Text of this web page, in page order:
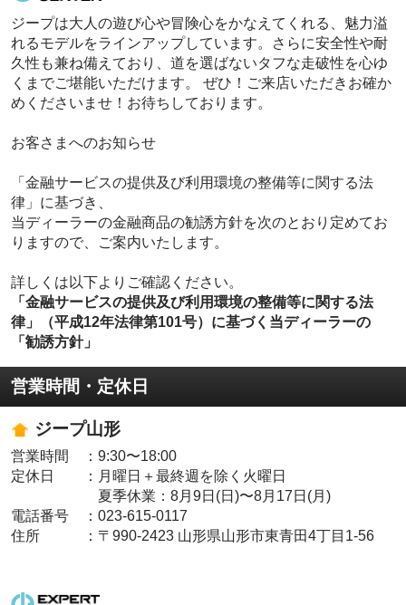
ジープは大人の遊び心や冒険心をかなえてくれる、魅力溢
れるモデルをラインアップしています。さらに安全性や耐
久性も兼ね備えており、道を選ばないタフな走破性を心ゆ
くまでご堪能いただけます。 ぜひ！ご来店いただきお確か
めくださいませ！お待ちしております。
お客さまへのお知らせ
「金融サービスの提供及び利用環境の整備等に関する法
律」に基づき、
当ディーラーの金融商品の勧誘方針を次のとおり定めてお
りますので、ご案内いたします。
詳しくは以下よりご確認ください。
「金融サービスの提供及び利用環境の整備等に関する法
律」（平成12年法律第101号）に基づく当ディーラーの
「勧誘方針」
営業時間・定休日
ジープ山形
営業時間 ： 9:30〜18:00
定休日
： 月曜日＋最終週を除く火曜日
夏季休業：8月9日(日)〜8月17日(月)
電話番号
： 023-615-0117
住所
： 〒990-2423 山形県山形市東青田4丁目1-56